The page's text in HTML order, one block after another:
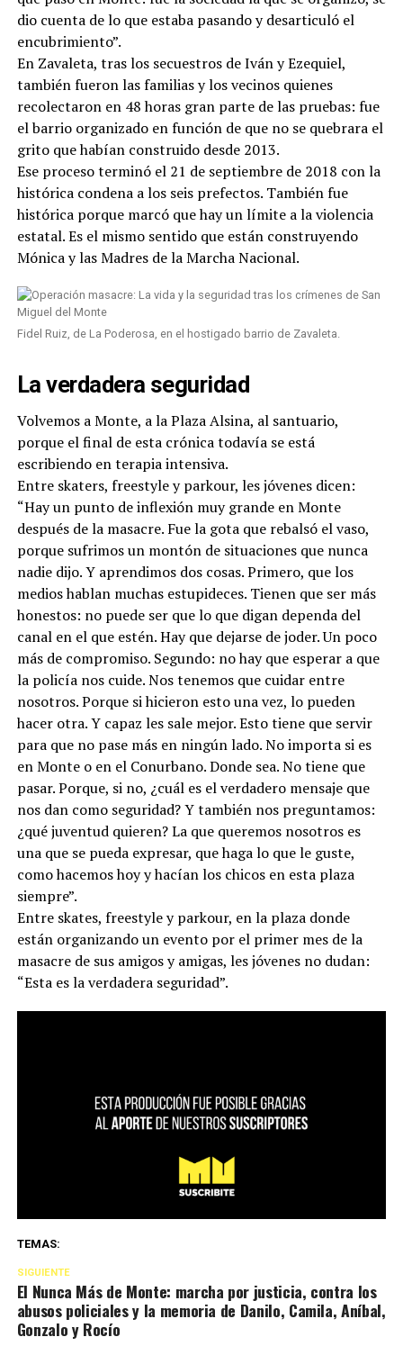
dio cuenta de lo que estaba pasando y desarticuló el
encubrimiento”.
En Zavaleta, tras los secuestros de Iván y Ezequiel,
también fueron las familias y los vecinos quienes
recolectaron en 48 horas gran parte de las pruebas: fue
el barrio organizado en función de que no se quebrara el
grito que habían construido desde 2013.
Ese proceso terminó el 21 de septiembre de 2018 con la
histórica condena a los seis prefectos. También fue
histórica porque marcó que hay un límite a la violencia
estatal. Es el mismo sentido que están construyendo
Mónica y las Madres de la Marcha Nacional.
Fidel Ruiz, de La Poderosa, en el hostigado barrio de Zavaleta.
La verdadera seguridad
Volvemos a Monte, a la Plaza Alsina, al santuario,
porque el final de esta crónica todavía se está
escribiendo en terapia intensiva.
Entre skaters, freestyle y parkour, les jóvenes dicen:
“Hay un punto de inflexión muy grande en Monte
después de la masacre. Fue la gota que rebalsó el vaso,
porque sufrimos un montón de situaciones que nunca
nadie dijo. Y aprendimos dos cosas. Primero, que los
medios hablan muchas estupideces. Tienen que ser más
honestos: no puede ser que lo que digan dependa del
canal en el que estén. Hay que dejarse de joder. Un poco
más de compromiso. Segundo: no hay que esperar a que
la policía nos cuide. Nos tenemos que cuidar entre
nosotros. Porque si hicieron esto una vez, lo pueden
hacer otra. Y capaz les sale mejor. Esto tiene que servir
para que no pase más en ningún lado. No importa si es
en Monte o en el Conurbano. Donde sea. No tiene que
pasar. Porque, si no, ¿cuál es el verdadero mensaje que
nos dan como seguridad? Y también nos preguntamos:
¿qué juventud quieren? La que queremos nosotros es
una que se pueda expresar, que haga lo que le guste,
como hacemos hoy y hacían los chicos en esta plaza
siempre”.
Entre skates, freestyle y parkour, en la plaza donde
están organizando un evento por el primer mes de la
masacre de sus amigos y amigas, les jóvenes no dudan:
“Esta es la verdadera seguridad”.
TEMAS:
SIGUIENTE
El Nunca Más de Monte: marcha por justicia, contra los
abusos policiales y la memoria de Danilo, Camila, Aníbal,
Gonzalo y Rocío